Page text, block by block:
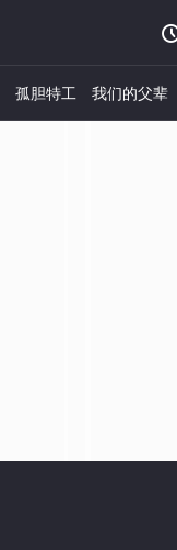
孤胆特工 我们的父辈